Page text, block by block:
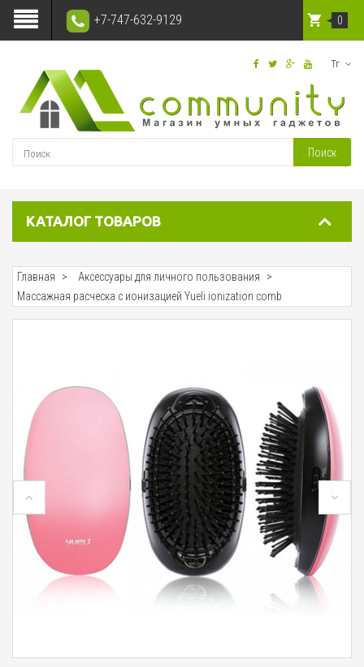
+7-747-632-9129
Тг
Поиск
0
КАТАЛОГ ТОВАРОВ
Главная
Аксессуары для личного пользования
Массажная расческа с ионизацией Yueli ionization comb